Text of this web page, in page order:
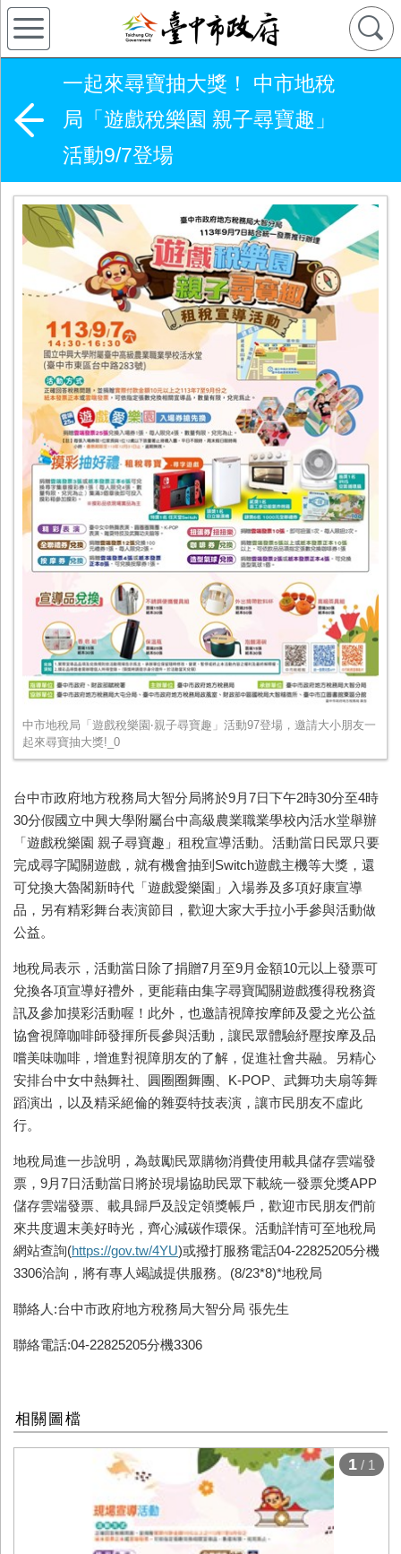
一起來尋寶抽大獎！ 中市地稅
局「遊戲稅樂園 親子尋寶趣」
活動9/7登場
中市地稅局「遊戲稅樂園‧親子尋寶趣」活動97登場，邀請大小朋友一
起來尋寶抽大獎!_0
台中市政府地方稅務局大智分局將於9月7日下午2時30分至4時
30分假國立中興大學附屬台中高級農業職業學校內活水堂舉辦
「遊戲稅樂園 親子尋寶趣」租稅宣導活動。活動當日民眾只要
完成尋字闖關遊戲，就有機會抽到Switch遊戲主機等大獎，還
可兌換大魯閣新時代「遊戲愛樂園」入場券及多項好康宣導
品，另有精彩舞台表演節目，歡迎大家大手拉小手參與活動做
公益。
地稅局表示，活動當日除了捐贈7月至9月金額10元以上發票可
兌換各項宣導好禮外，更能藉由集字尋寶闖關遊戲獲得稅務資
訊及參加摸彩活動喔！此外，也邀請視障按摩師及愛之光公益
協會視障咖啡師發揮所長參與活動，讓民眾體驗紓壓按摩及品
嚐美味咖啡，增進對視障朋友的了解，促進社會共融。另精心
安排台中女中熱舞社、圓圈圈舞團、K-POP、武舞功夫扇等舞
蹈演出，以及精采絕倫的雜耍特技表演，讓市民朋友不虛此
行。
地稅局進一步說明，為鼓勵民眾購物消費使用載具儲存雲端發
票，9月7日活動當日將於現場協助民眾下載統一發票兌獎APP
儲存雲端發票、載具歸戶及設定領獎帳戶，歡迎市民朋友們前
來共度週末美好時光，齊心減碳作環保。活動詳情可至地稅局
網站查詢(https://gov.tw/4YU)或撥打服務電話04-22825205分機
3306洽詢，將有專人竭誠提供服務。(8/23*8)*地稅局
聯絡人:台中市政府地方稅務局大智分局 張先生
聯絡電話:04-22825205分機3306
相關圖檔
1 / 1